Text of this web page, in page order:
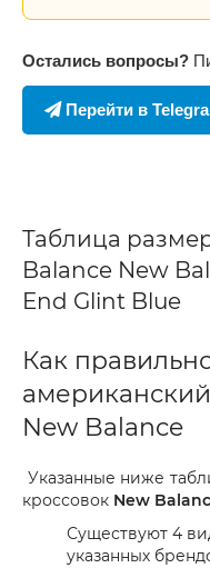
Остались вопросы?
Перейти в
Таблица
Balance New
End Glint Blue
Как
New Balance
Указанные ниже
кроссовок New
Существуют 4
указанных